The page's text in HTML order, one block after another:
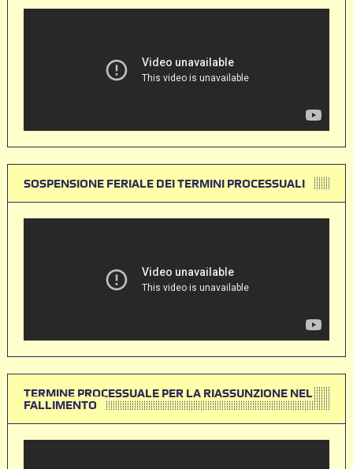
SOSPENSIONE FERIALE DEI TERMINI PROCESSUALI
TERMINE PROCESSUALE PER LA RIASSUNZIONE NEL
FALLIMENTO